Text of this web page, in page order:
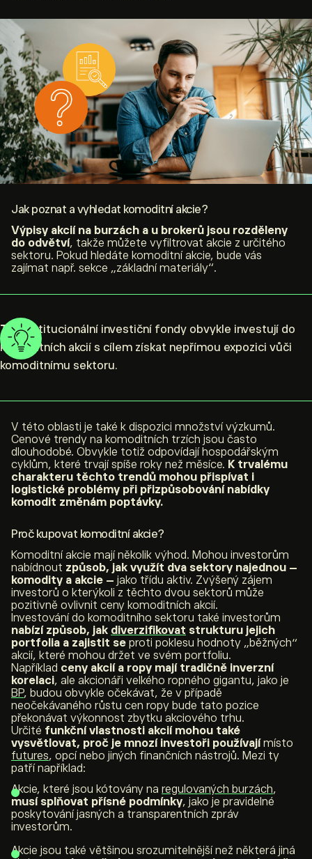
Jak poznat a vyhledat komoditní akcie?
Výpisy akcií na burzách a u brokerů jsou rozděleny
do odvětví, takže můžete vyfiltrovat akcie z určitého
sektoru. Pokud hledáte komoditní akcie, bude vás
zajímat např. sekce „základní materiály“.
Tip:Institucionální investiční fondy obvykle investují do
komoditních akcií s cílem získat nepřímou expozici vůči
komoditnímu sektoru.
V této oblasti je také k dispozici množství výzkumů.
Cenové trendy na komoditních trzích jsou často
dlouhodobé. Obvykle totiž odpovídají hospodářským
cyklům, které trvají spíše roky než měsíce. K trvalému
charakteru těchto trendů mohou přispívat i
logistické problémy při přizpůsobování nabídky
komodit změnám poptávky.
Proč kupovat komoditní akcie?
Komoditní akcie mají několik výhod. Mohou investorům
nabídnout způsob, jak využít dva sektory najednou –
komodity a akcie – jako třídu aktiv. Zvýšený zájem
investorů o kterýkoli z těchto dvou sektorů může
pozitivně ovlivnit ceny komoditních akcií.
Investování do komoditního sektoru také investorům
nabízí způsob, jak diverzifikovat strukturu jejich
portfolia a zajistit se proti poklesu hodnoty „běžných“
akcií, které mohou držet ve svém portfoliu.
Například ceny akcií a ropy mají tradičně inverzní
korelaci, ale akcionáři velkého ropného gigantu, jako je
BP, budou obvykle očekávat, že v případě
neočekávaného růstu cen ropy bude tato pozice
překonávat výkonnost zbytku akciového trhu.
Určité funkční vlastnosti akcií mohou také
vysvětlovat, proč je mnozí investoři používajímísto
futures, opcí nebo jiných finančních nástrojů. Mezi ty
patří například:
Akcie, které jsou kótovány na regulovaných burzách,
musí splňovat přísné podmínky, jako je pravidelné
poskytování jasných a transparentních zpráv
investorům.
Akcie jsou také většinou srozumitelnější než některá jiná